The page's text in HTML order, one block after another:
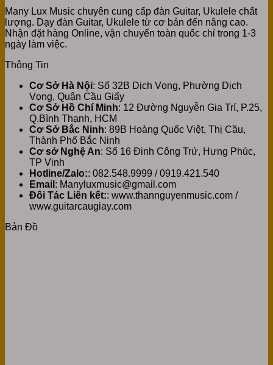
Many Lux Music chuyên cung cấp đàn Guitar, Ukulele chất
lượng. Dạy đàn Guitar, Ukulele từ cơ bản đến nâng cao.
Nhận đặt hàng Online, vận chuyển toàn quốc chỉ trong 1-3
ngày làm việc.
Thông Tin
Cơ Sở Hà Nội: Số 32B Dịch Vọng, Phường Dịch
Vọng, Quận Cầu Giấy
Cơ Sở Hồ Chí Minh: 12 Đường Nguyễn Gia Trí, P.25,
Q.Bình Thạnh, HCM
Cơ Sở Bắc Ninh: 89B Hoàng Quốc Việt, Thị Cầu,
Thành Phố Bắc Ninh
Cơ sở Nghệ An: Số 16 Đinh Công Trứ, Hưng Phúc,
TP Vinh
Hotline/Zalo:: 082.548.9999 / 0919.421.540
Email : Manyluxmusic@gmail.com
Đối Tác Liên kết:: www.thannguyenmusic.com /
www.guitarcaugiay.com
Bản Đồ